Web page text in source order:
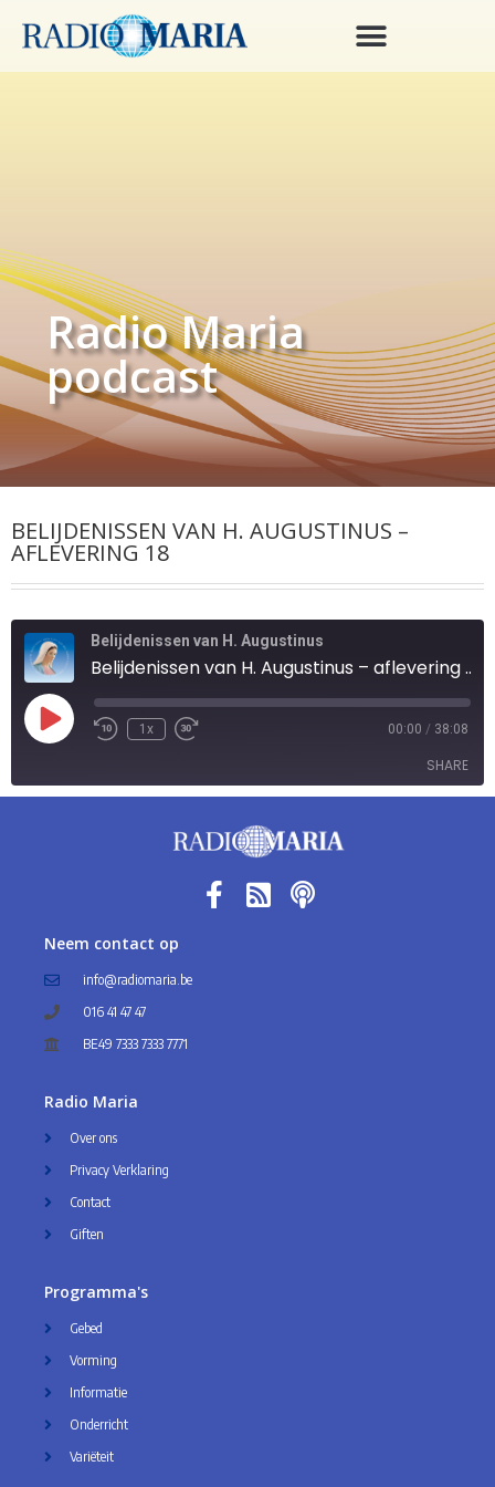
Radio Maria
podcast
BELIJDENISSEN VAN H. AUGUSTINUS –
AFLEVERING 18
Belijdenissen van H. Augustinus
Belijdenissen van H. Augustinus – aflevering 18
1x 00:00 / 38:08
SHARE
Neem contact op
info@radiomaria.be
016 41 47 47
BE49 7333 7333 7771
Radio Maria
Over ons
Privacy Verklaring
Contact
Giften
Programma's
Gebed
Vorming
Informatie
Onderricht
Variëteit